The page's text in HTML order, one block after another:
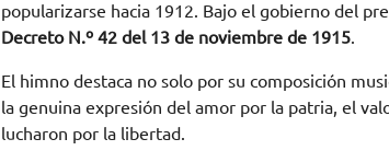
popularizarse hacia 1912. Bajo el gobierno del
Decreto N.º 42 del 13 de noviembre de 1915.
El himno destaca no solo por su composición
la genuina expresión del amor por la patria, el
lucharon por la libertad.